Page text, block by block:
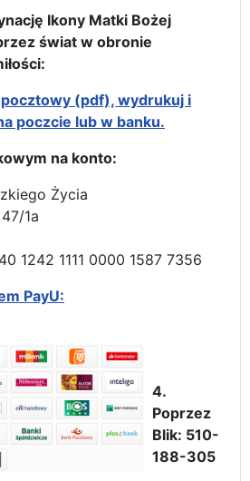
Ikony Matki Bożej
świat w obronie
(pdf), wydrukuj i
poczcie lub w banku.
na konto:
Życia
1a
1242 1111 0000 1587 7356
PayU:
4.
Poprzez
Blik: 510-
188-305